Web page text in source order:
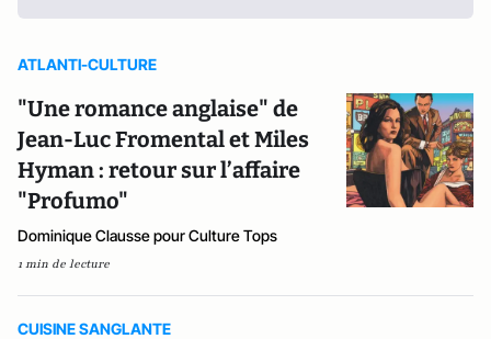
ATLANTI-CULTURE
"Une romance anglaise" de
Jean-Luc Fromental et Miles
Hyman : retour sur l’affaire
"Profumo"
Dominique Clausse pour Culture Tops
1 min de lecture
CUISINE SANGLANTE